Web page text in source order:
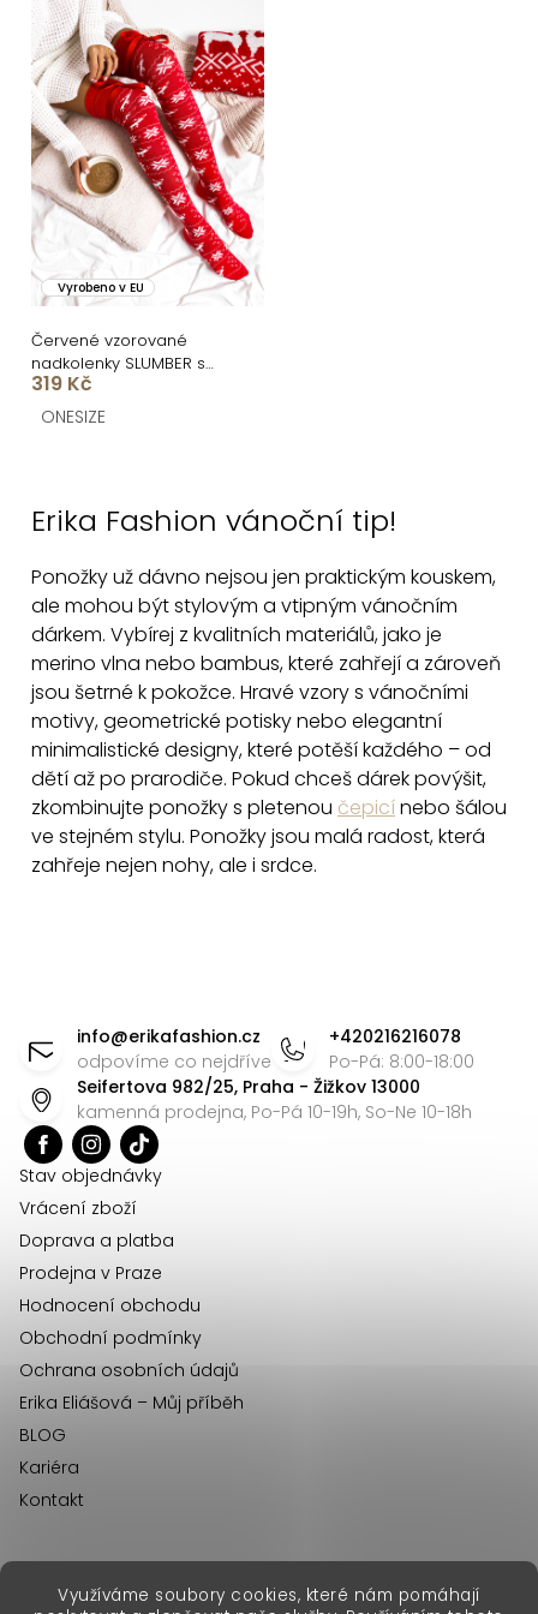
Využíváme soubory cookies, které nám pomáhají
Vyrobeno v EU
Červené vzorované
nadkolenky SLUMBER s
mašlí
319 Kč
ONESIZE
á
d
a
c
í
p
r
v
k
y
v
u
Erika Fashion vánoční tip!
Ponožkyuž dávno nejsou jen praktickým kouskem,
ale mohou být stylovým a vtipným vánočním
dárkem. Vybírej z kvalitních materiálů, jako je
merino vlna nebo bambus, které zahřejí a zároveň
jsou šetrné k pokožce. Hravé vzory s vánočními
motivy, geometrické potisky nebo elegantní
minimalistické designy, které potěší každého – od
dětí až po prarodiče. Pokud chceš dárek povýšit,
zkombinujte ponožky s pletenou čepicínebo šálou
ve stejném stylu. Ponožky jsou malá radost, která
zahřeje nejen nohy, ale i srdce.
info@erikafashion.cz
odpovíme co nejdříve
+420216216078
Po-Pá: 8:00-18:00
Seifertova 982/25, Praha - Žižkov 13000
kamenná prodejna, Po-Pá 10-19h, So-Ne 10-18h
Stav objednávky
Vrácení zboží
Doprava a platba
Prodejna v Praze
Hodnocení obchodu
Obchodní podmínky
Ochrana osobních údajů
Erika Eliášová – Můj příběh
BLOG
Kariéra
Kontakt
erikafashion.sk